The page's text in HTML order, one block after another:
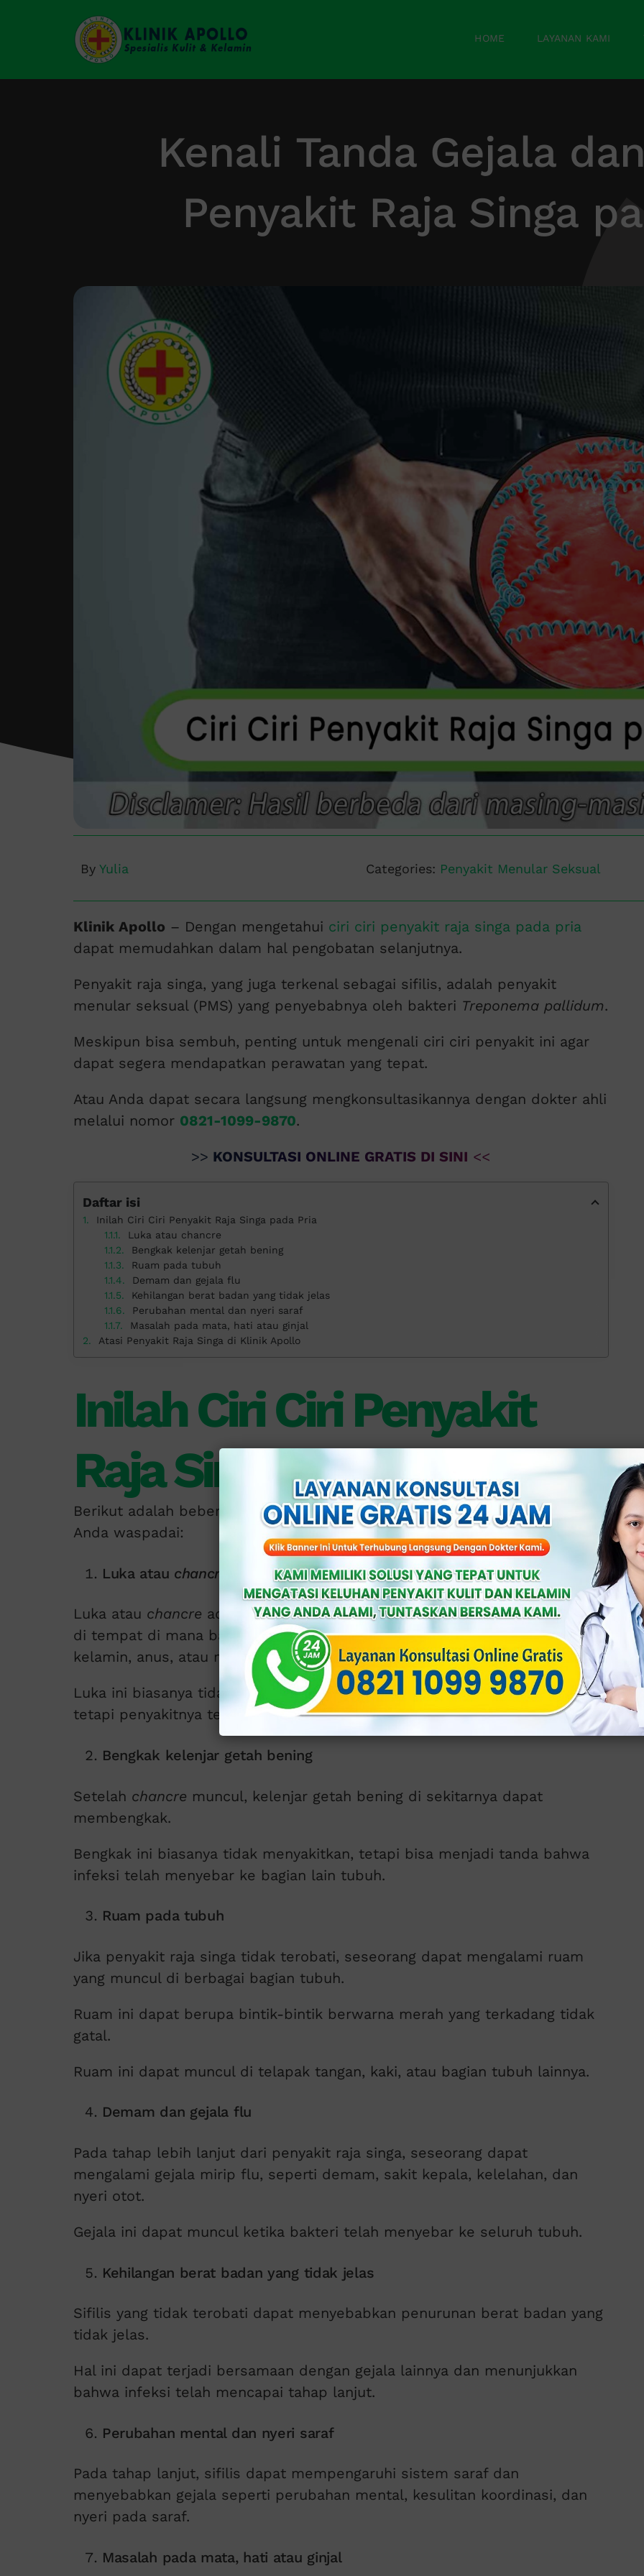
HOME LAYANAN KAMI
Kenali Tanda Gejala
Penyakit Raja Singa
By Yulia Categories: Penyakit Menular Seksual
Klinik Apollo – Dengan mengetahui ciri ciri penyakit raja singa pada pria
dapat memudahkan dalam hal pengobatan selanjutnya.
Penyakit raja singa, yang juga terkenal sebagai sifilis, adalah penyakit
menular seksual (PMS) yang penyebabnya oleh bakteri Treponema pallidum.
Meskipun bisa sembuh, penting untuk mengenali ciri ciri penyakit ini agar
dapat segera mendapatkan perawatan yang tepat.
Atau Anda dapat secara langsung mengkonsultasikannya dengan dokter ahli
melalui nomor 0821-1099-9870.
>> KONSULTASI ONLINE GRATIS DI SINI <<
Daftar isi
Inilah Ciri Ciri Penyakit Raja Singa pada Pria
Luka atau chancre
Bengkak kelenjar getah bening
Ruam pada tubuh
Demam dan gejala flu
Kehilangan berat badan yang tidak jelas
Perubahan mental dan nyeri saraf
Masalah pada mata, hati atau ginjal
Atasi Penyakit Raja Singa di Klinik Apollo
Inilah Ciri Ciri Penyakit
Raja Singa pada Pria
Berikut adalah beberapa ciri ciri penyakit raja singa pada pria yang perlu
Anda waspadai:
Luka atau chancre
Luka atau chancre adalah tanda awal penyakit raja singa. Biasanya muncul
di tempat di mana bakteri masuk ke dalam tubuh, seperti pada alat
kelamin, anus, atau mulut.
Luka ini biasanya tidak terasa sakit dan bisa hilang dengan sendirinya,
tetapi penyakitnya tetap ada di dalam tubuh.
Bengkak kelenjar getah bening
Setelah chancre muncul, kelenjar getah bening di sekitarnya dapat
membengkak.
Bengkak ini biasanya tidak menyakitkan, tetapi bisa menjadi tanda bahwa
infeksi telah menyebar ke bagian lain tubuh.
Ruam pada tubuh
Jika penyakit raja singa tidak terobati, seseorang dapat mengalami ruam
yang muncul di berbagai bagian tubuh.
Ruam ini dapat berupa bintik-bintik berwarna merah yang terkadang tidak
gatal.
Ruam ini dapat muncul di telapak tangan, kaki, atau bagian tubuh lainnya.
Demam dan gejala flu
Pada tahap lebih lanjut dari penyakit raja singa, seseorang dapat
mengalami gejala mirip flu, seperti demam, sakit kepala, kelelahan, dan
nyeri otot.
Gejala ini dapat muncul ketika bakteri telah menyebar ke seluruh tubuh.
Kehilangan berat badan yang tidak jelas
Sifilis yang tidak terobati dapat menyebabkan penurunan berat badan yang
tidak jelas.
Hal ini dapat terjadi bersamaan dengan gejala lainnya dan menunjukkan
bahwa infeksi telah mencapai tahap lanjut.
Perubahan mental dan nyeri saraf
Pada tahap lanjut, sifilis dapat mempengaruhi sistem saraf dan
menyebabkan gejala seperti perubahan mental, kesulitan koordinasi, dan
nyeri pada saraf.
Masalah pada mata, hati atau ginjal